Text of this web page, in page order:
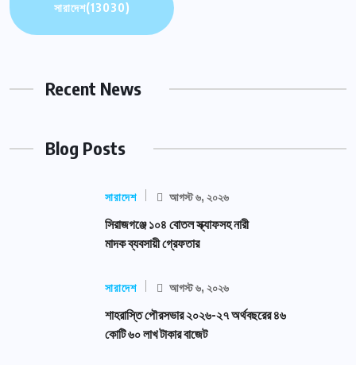
সারাদেশ(13030)
Recent News
Blog Posts
সারাদেশ আগস্ট ৬, ২০২৬
সিরাজগঞ্জে ১০৪ বোতল স্ক্যাফসহ নারী
মাদক ব্যবসায়ী গ্রেফতার
সারাদেশ আগস্ট ৬, ২০২৬
শাহরাস্তি পৌরসভার ২০২৬-২৭ অর্থবছরের ৪৬
কোটি ৬০ লাখ টাকার বাজেট